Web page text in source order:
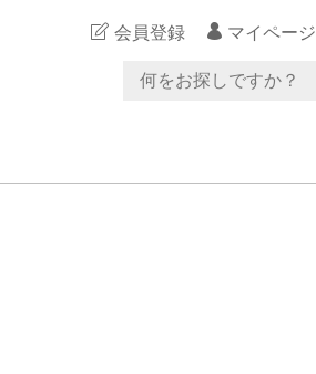
会員登録 マイページ